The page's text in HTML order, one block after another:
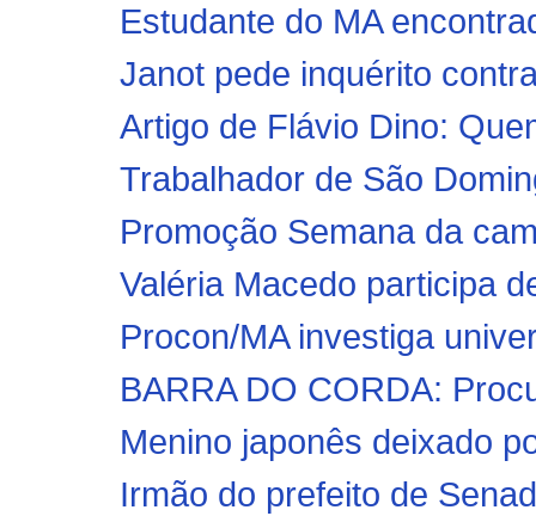
Estudante do MA
Janot pede inquérito
Artigo de Flávio Dino:
Trabalhador de São
Promoção Semana da
Valéria Macedo participa
Procon/MA investiga
BARRA DO CORDA:
Menino japonês deixado
Irmão do prefeito de